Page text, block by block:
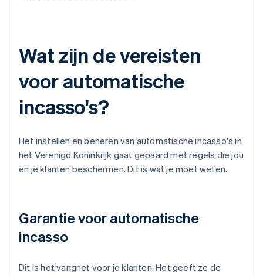
Wat zijn de vereisten
voor automatische
incasso's?
Het instellen en beheren van automatische incasso's in
het Verenigd Koninkrijk gaat gepaard met regels die jou
en je klanten beschermen. Dit is wat je moet weten.
Garantie voor automatische
incasso
Dit is het vangnet voor je klanten. Het geeft ze de